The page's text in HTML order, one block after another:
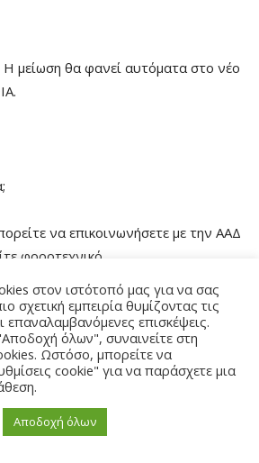
μείωση θα φανεί αυτόματα στο νέο
να επικοινωνήσετε με την ΑΑΔ
φοροτεχνικό.
(χωρίς χρέωση, 07:00-20:00)
στον ιστότοπό μας για να σας
σχετική εμπειρία θυμίζοντας τις
επαναλαμβανόμενες επισκέψεις.
όλων", συναινείτε στη
Ωστόσο, μπορείτε να
cookie" για να παράσχετε μια
Αποδοχή όλων